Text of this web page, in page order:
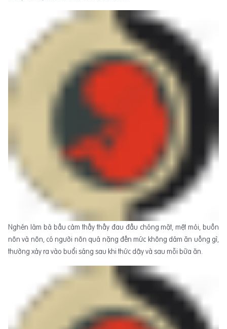
Nghén làm bà bầu cảm thấy thấy đau đầu chóng mặt, mệt mỏi, buồn
nôn và nôn, có người nôn quá nặng đến mức không dám ăn uống gì,
thường xảy ra vào buổi sáng sau khi thức dậy và sau mỗi bữa ăn.